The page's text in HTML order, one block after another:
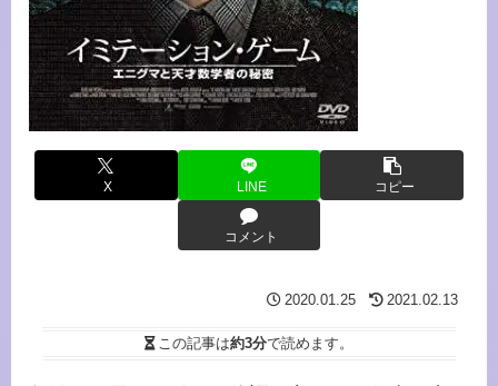
X LINE コピー
コメント
2020.01.25 2021.02.13
この記事は約3分で読めます。